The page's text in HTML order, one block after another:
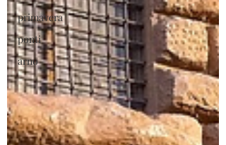
primavera
ponti
arno